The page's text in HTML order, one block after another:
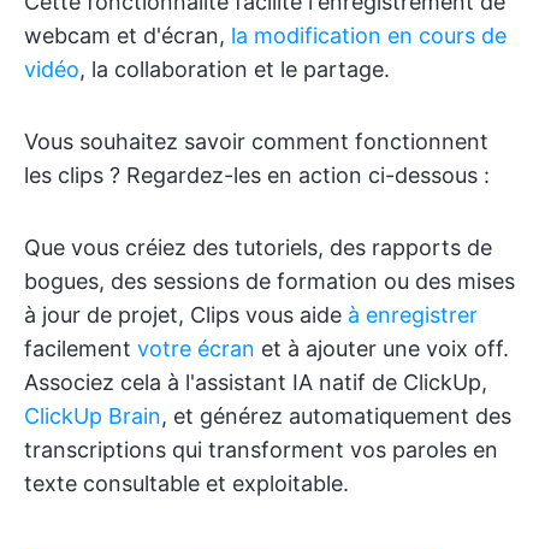
webcam et d'écran, la modification en cours de
vidéo, la collaboration et le partage.
Vous souhaitez savoir comment fonctionnent
les clips ? Regardez-les en action ci-dessous :
Que vous créiez des tutoriels, des rapports de
bogues, des sessions de formation ou des mises
à jour de projet, Clips vous aide à enregistrer
facilement votre écran et à ajouter une voix off.
Associez cela à l'assistant IA natif de ClickUp,
ClickUp Brain, et générez automatiquement des
transcriptions qui transforment vos paroles en
texte consultable et exploitable.